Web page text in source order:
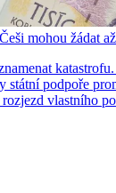
mohou žádat
státní podpoře
vlastního